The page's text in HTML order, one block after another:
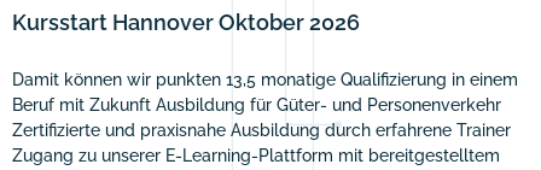
Kursstart Hannover Oktober 2026
Damit können wir punkten 13,5 monatige Qualifizierung in einem
Beruf mit Zukunft Ausbildung für Güter- und Personenverkehr
Zertifizierte und praxisnahe Ausbildung durch erfahrene Trainer
Zugang zu unserer E-Learning-Plattform mit bereitgestelltem